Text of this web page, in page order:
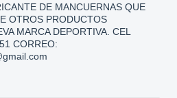
DE MANCUERNAS QUE
OTROS PRODUCTOS
MARCA DEPORTIVA. CEL
CORREO: